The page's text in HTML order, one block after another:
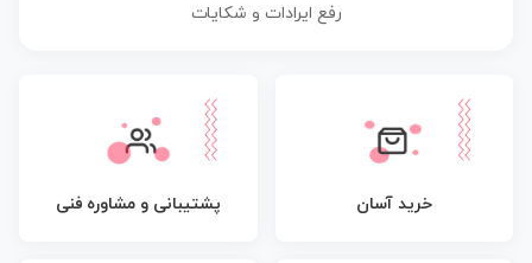
رفع ایرادات و شکایات
خرید آسان پشتیبانی و مشاوره فنی